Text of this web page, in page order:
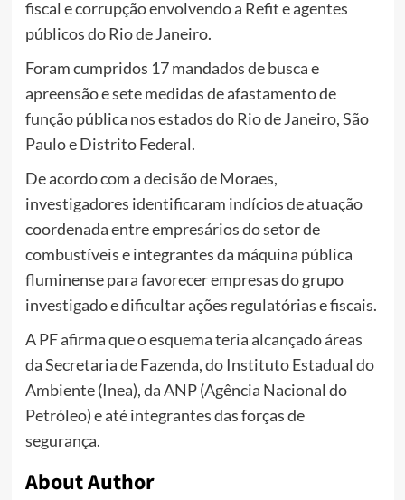
fiscal e corrupção envolvendo a Refit e agentes
públicos do Rio de Janeiro.
Foram cumpridos 17 mandados de busca e
apreensão e sete medidas de afastamento de
função pública nos estados do Rio de Janeiro, São
Paulo e Distrito Federal.
De acordo com a decisão de Moraes,
investigadores identificaram indícios de atuação
coordenada entre empresários do setor de
combustíveis e integrantes da máquina pública
fluminense para favorecer empresas do grupo
investigado e dificultar ações regulatórias e fiscais.
A PF afirma que o esquema teria alcançado áreas
da Secretaria de Fazenda, do Instituto Estadual do
Ambiente (Inea), da ANP (Agência Nacional do
Petróleo) e até integrantes das forças de
segurança.
About Author